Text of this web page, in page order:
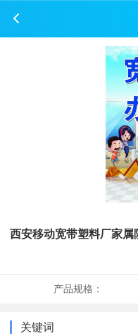
西安移动宽带塑料厂家
产品规格：
关键词